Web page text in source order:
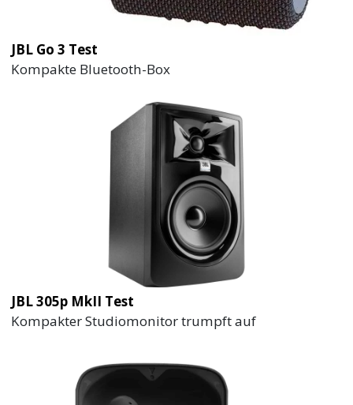
JBL Go 3 Test
Kompakte Bluetooth-Box
JBL 305p MkII Test
Kompakter Studiomonitor trumpft auf